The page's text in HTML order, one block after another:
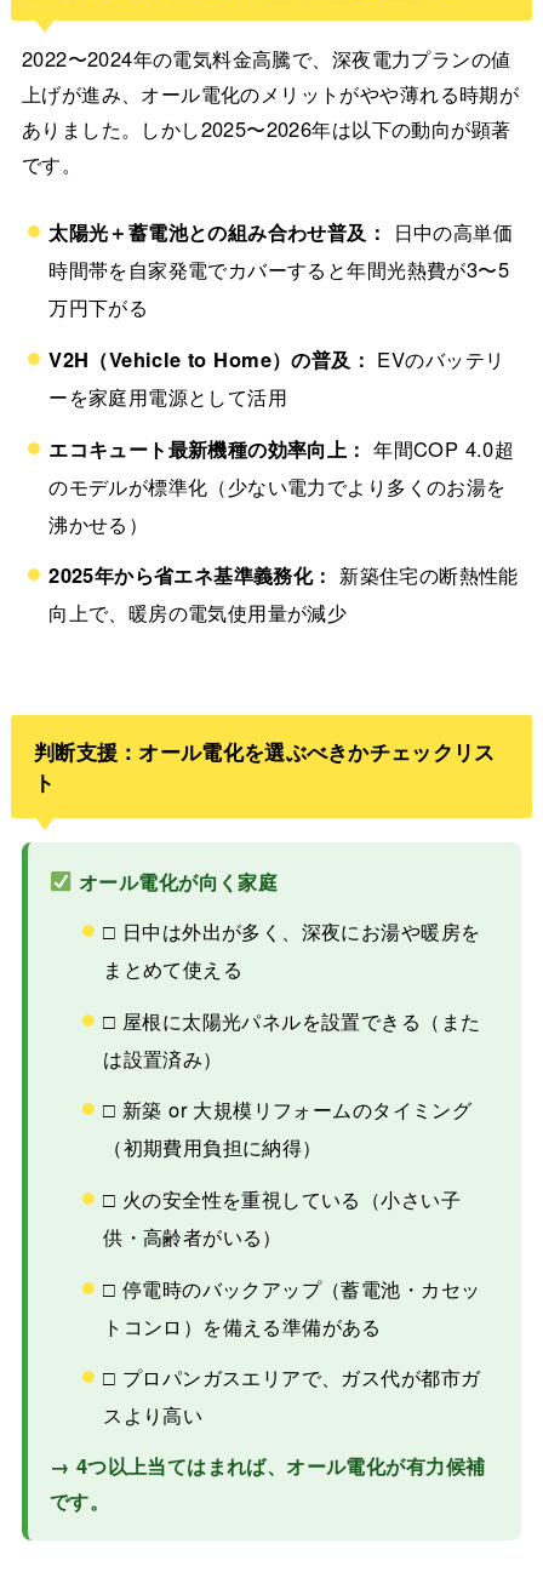
2022〜2024年の電気料金高騰で、深夜電力プランの値
上げが進み、オール電化のメリットがやや薄れる時期が
ありました。しかし2025〜2026年は以下の動向が顕著
です。
太陽光＋蓄電池との組み合わせ普及： 日中の高単価
時間帯を自家発電でカバーすると年間光熱費が3〜5
万円下がる
V2H（Vehicle to Home）の普及： EVのバッテリ
ーを家庭用電源として活用
エコキュート最新機種の効率向上： 年間COP 4.0超
のモデルが標準化（少ない電力でより多くのお湯を
沸かせる）
2025年から省エネ基準義務化： 新築住宅の断熱性能
向上で、暖房の電気使用量が減少
判断支援：オール電化を選ぶべきかチェックリス
ト
オール電化が向く家庭
□ 日中は外出が多く、深夜にお湯や暖房を
まとめて使える
□ 屋根に太陽光パネルを設置できる（また
は設置済み）
□ 新築 or 大規模リフォームのタイミング
（初期費用負担に納得）
□ 火の安全性を重視している（小さい子
供・高齢者がいる）
□ 停電時のバックアップ（蓄電池・カセッ
トコンロ）を備える準備がある
□ プロパンガスエリアで、ガス代が都市ガ
スより高い
→ 4つ以上当てはまれば、オール電化が有力候補
です。